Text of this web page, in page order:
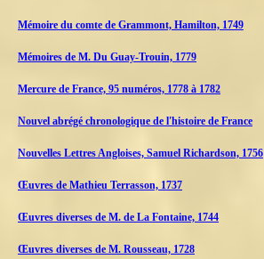
Mémoire du comte de Grammont, Hamilton, 1749
Mémoires de M. Du Guay-Trouin, 1779
Mercure de France, 95 numéros, 1778 à 1782
Nouvel abrégé chronologique de l'histoire de France
Nouvelles Lettres Angloises, Samuel Richardson, 1756
Œuvres de Mathieu Terrasson, 1737
Œuvres diverses de M. de La Fontaine, 1744
Œuvres diverses de M. Rousseau, 1728